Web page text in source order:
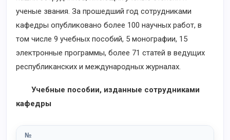
ученые звания. За прошедший год сотрудниками
кафедры опубликовано более 100 научных работ, в
том числе 9 учебных пособий, 5 монографии, 15
электронные программы, более 71 статей в ведущих
республиканских и международных журналах.
Учебные пособии, изданные сотрудниками
кафедры
№